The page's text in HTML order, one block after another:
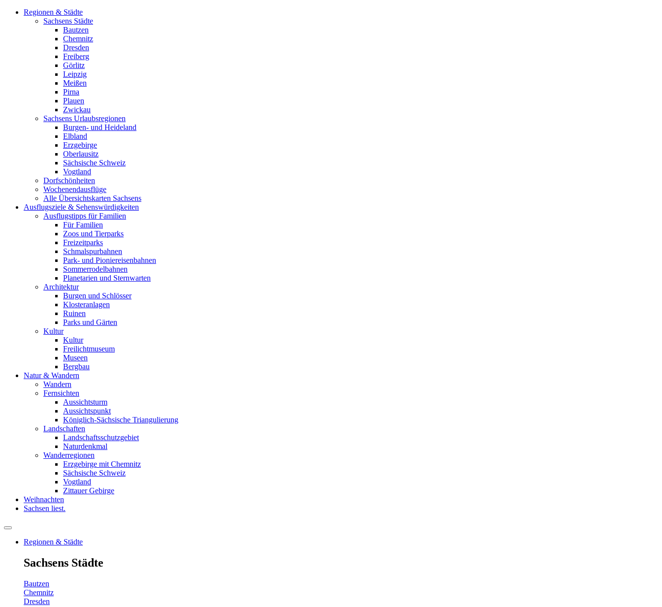
Regionen & Städte
Sachsens Städte
Bautzen
Chemnitz
Dresden
Freiberg
Görlitz
Leipzig
Meißen
Pirna
Plauen
Zwickau
Sachsens Urlaubsregionen
Burgen- und Heideland
Elbland
Erzgebirge
Oberlausitz
Sächsische Schweiz
Vogtland
Dorfschönheiten
Wochenendausflüge
Alle Übersichtskarten Sachsens
Ausflugsziele & Sehenswürdigkeiten
Ausflugstipps für Familien
Für Familien
Zoos und Tierparks
Freizeitparks
Schmalspurbahnen
Park- und Pioniereisenbahnen
Sommerrodelbahnen
Planetarien und Sternwarten
Architektur
Burgen und Schlösser
Klosteranlagen
Ruinen
Parks und Gärten
Kultur
Kultur
Freilichtmuseum
Museen
Bergbau
Natur & Wandern
Wandern
Fernsichten
Aussichtsturm
Aussichtspunkt
Königlich-Sächsische Triangulierung
Landschaften
Landschaftsschutzgebiet
Naturdenkmal
Wanderregionen
Erzgebirge mit Chemnitz
Sächsische Schweiz
Vogtland
Zittauer Gebirge
Weihnachten
Sachsen liest.
Regionen & Städte
Sachsens Städte
Bautzen
Chemnitz
Dresden